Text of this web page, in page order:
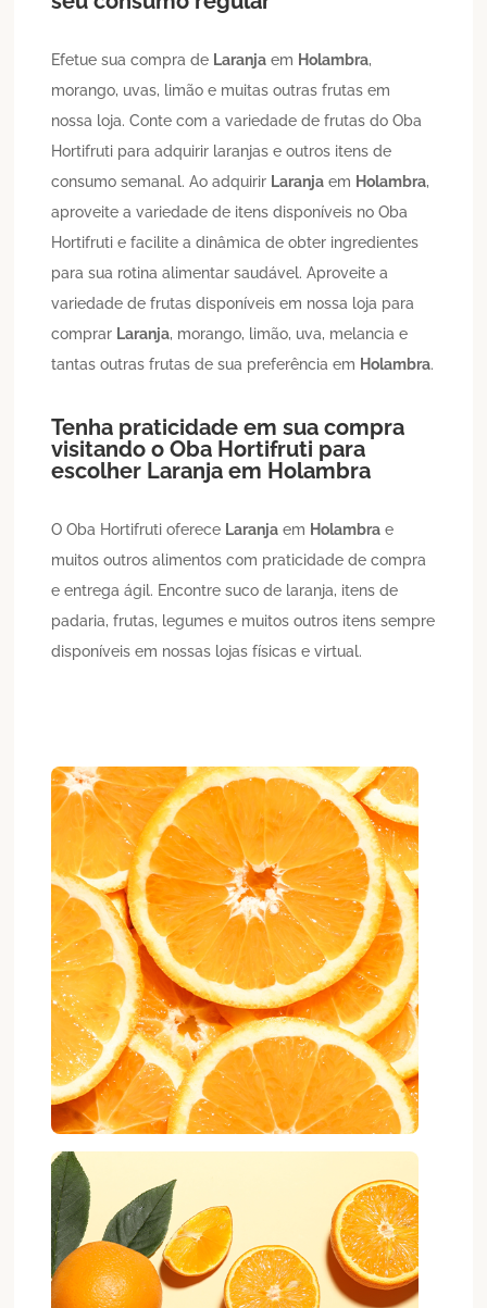
Efetue sua compra de Laranja em Holambra,
morango, uvas, limão e muitas outras frutas em
nossa loja. Conte com a variedade de frutas do Oba
Hortifruti para adquirir laranjas e outros itens de
consumo semanal. Ao adquirir Laranja em Holambra,
aproveite a variedade de itens disponíveis no Oba
Hortifruti e facilite a dinâmica de obter ingredientes
para sua rotina alimentar saudável. Aproveite a
variedade de frutas disponíveis em nossa loja para
comprar Laranja, morango, limão, uva, melancia e
tantas outras frutas de sua preferência em Holambra.
Tenha praticidade em sua compra
visitando o Oba Hortifruti para
escolher Laranja em Holambra
O Oba Hortifruti oferece Laranja em Holambra e
muitos outros alimentos com praticidade de compra
e entrega ágil. Encontre suco de laranja, itens de
padaria, frutas, legumes e muitos outros itens sempre
disponíveis em nossas lojas físicas e virtual.